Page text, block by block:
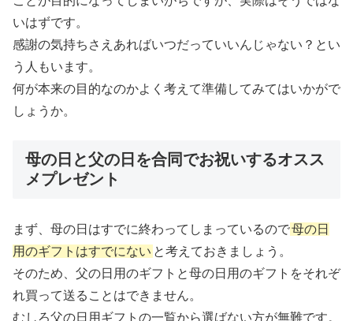
いはずです。
感謝の気持ちさえあればいつだっていいんじゃない？とい
う人もいます。
何が本来の目的なのかよく考えて準備してみてはいかがで
しょうか。
母の日と父の日を合同でお祝いするオスス
メプレゼント
まず、母の日はすでに終わってしまっているので母の日
用のギフトはすでにない と考えておきましょう。
そのため、父の日用のギフトと母の日用のギフトをそれぞ
れ買って送ることはできません。
むしろ父の日用ギフトの一覧から選ばない方が無難です。